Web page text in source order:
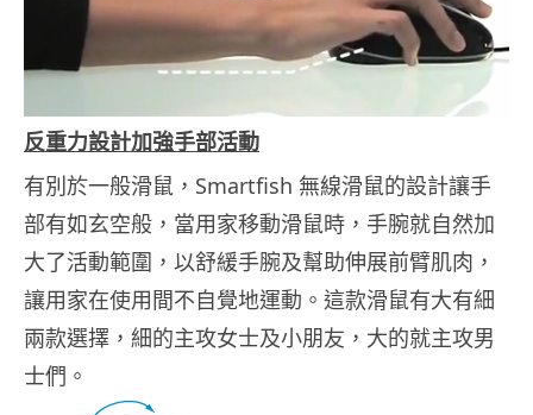
反重力設計加強手部活動
有別於一般滑鼠，Smartfish 無線滑鼠的設計讓手
部有如玄空般，當用家移動滑鼠時，手腕就自然加
大了活動範圍，以舒緩手腕及幫助伸展前臂肌肉，
讓用家在使用間不自覺地運動。這款滑鼠有大有細
兩款選擇，細的主攻女士及小朋友，大的就主攻男
士們。